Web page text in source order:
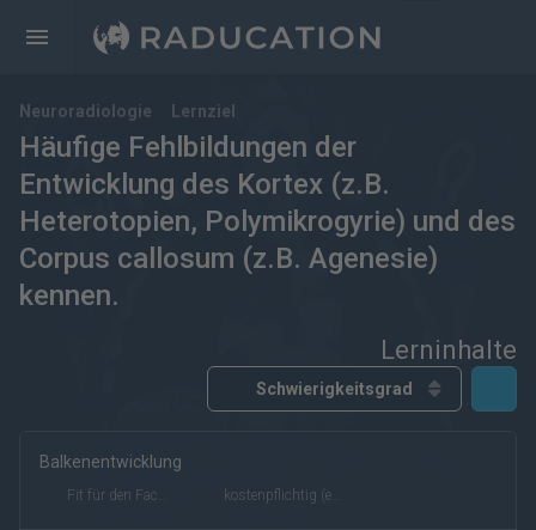
Neuroradiologie Lernziel
Häufige Fehlbildungen der
Entwicklung des Kortex (z.B.
Heterotopien, Polymikrogyrie) und des
Corpus callosum (z.B. Agenesie)
kennen.
Lerninhalte
kostenfrei kostenpflichtig
Balkenentwicklung
Fit für den Facharzt kostenpflichtig (eRef)